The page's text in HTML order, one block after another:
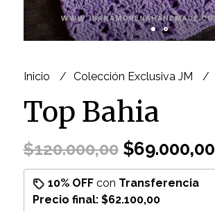
Inicio Colección Exclusiva JM
Top Bahia
$120.000,00$69.000,00
10% OFFcon Transferencia
Precio final: $62.100,00